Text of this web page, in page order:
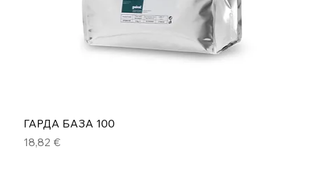
ГАРДА БАЗА 100
Цена
18,82 €